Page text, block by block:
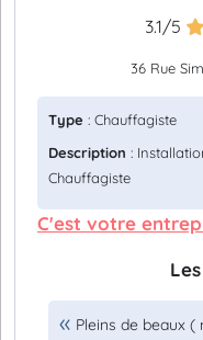
3.1/5
36 Rue
Type : Chauffagiste
Description :
Chauffagiste
C'est votre
Pleins de beaux